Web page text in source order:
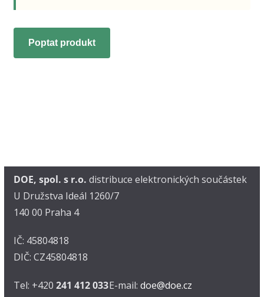
Poptat produkt
DOE, spol. s r.o. distribuce elektronických součástek
U Družstva Ideál 1260/7
140 00 Praha 4
IČ: 45804818
DIČ: CZ45804818
Tel: +420 241 412 033E-mail: doe@doe.cz